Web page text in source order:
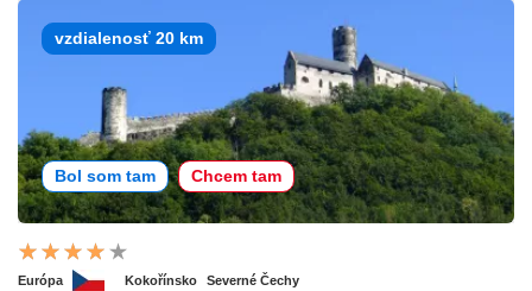
vzdialenosť 20 km
Bol som tam Chcem tam
Európa Kokořínsko Severné Čechy